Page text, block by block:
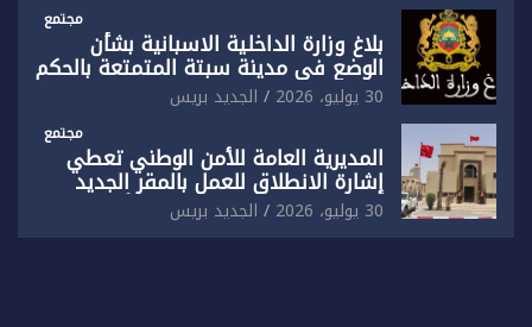
مجتمع
بلاغ وزارة الداخلية الاسبانية بشأن
الوضع في مدينة سبتة المتمتعة بالحكم
الذاتي
30 يوليو، 2026 الجديد بريس
مجتمع
المديرية العامة للأمن الوطني تعطي
إشارة الانطلاق للعمل بالمقر الجديد
للدائرة الثالثة للشرطة بولاية أمن العيون
30 يوليو، 2026 الجديد بريس